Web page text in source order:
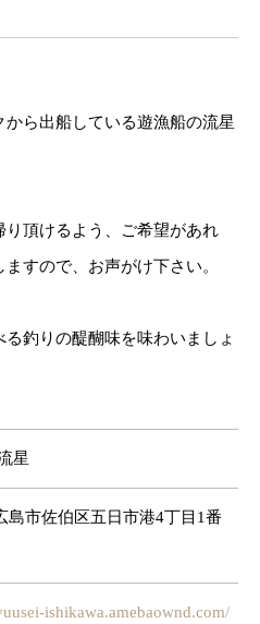
ら出船している遊漁船の流星
頂けるよう、ご希望があれ
すので、お声がけ下さい。
釣りの醍醐味を味わいましょ
星
島市佐伯区五日市港4丁目1番
ishikawa.amebaownd.com/